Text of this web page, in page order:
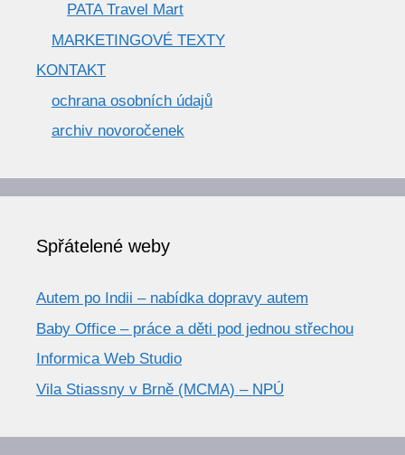
PATA Travel Mart
MARKETINGOVÉ TEXTY
KONTAKT
ochrana osobních údajů
archiv novoročenek
Spřátelené weby
Autem po Indii – nabídka dopravy autem
Baby Office – práce a děti pod jednou střechou
Informica Web Studio
Vila Stiassny v Brně (MCMA) – NPÚ